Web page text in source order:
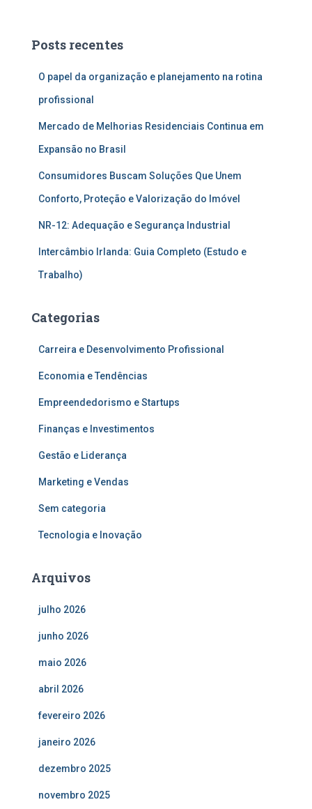
Posts recentes
O papel da organização e planejamento na rotina
profissional
Mercado de Melhorias Residenciais Continua em
Expansão no Brasil
Consumidores Buscam Soluções Que Unem
Conforto, Proteção e Valorização do Imóvel
NR-12: Adequação e Segurança Industrial
Intercâmbio Irlanda: Guia Completo (Estudo e
Trabalho)
Categorias
Carreira e Desenvolvimento Profissional
Economia e Tendências
Empreendedorismo e Startups
Finanças e Investimentos
Gestão e Liderança
Marketing e Vendas
Sem categoria
Tecnologia e Inovação
Arquivos
julho 2026
junho 2026
maio 2026
abril 2026
fevereiro 2026
janeiro 2026
dezembro 2025
novembro 2025